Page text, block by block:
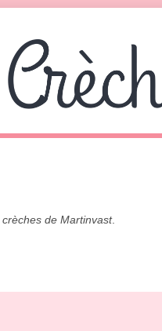
crèches de Martinvast.